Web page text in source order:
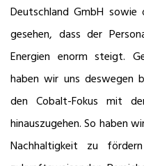
Deutschland GmbH sowie
gesehen, dass der
Energien enorm steigt.
haben wir uns deswegen
den Cobalt-Fokus mit
hinauszugehen. So haben
Nachhaltigkeit zu